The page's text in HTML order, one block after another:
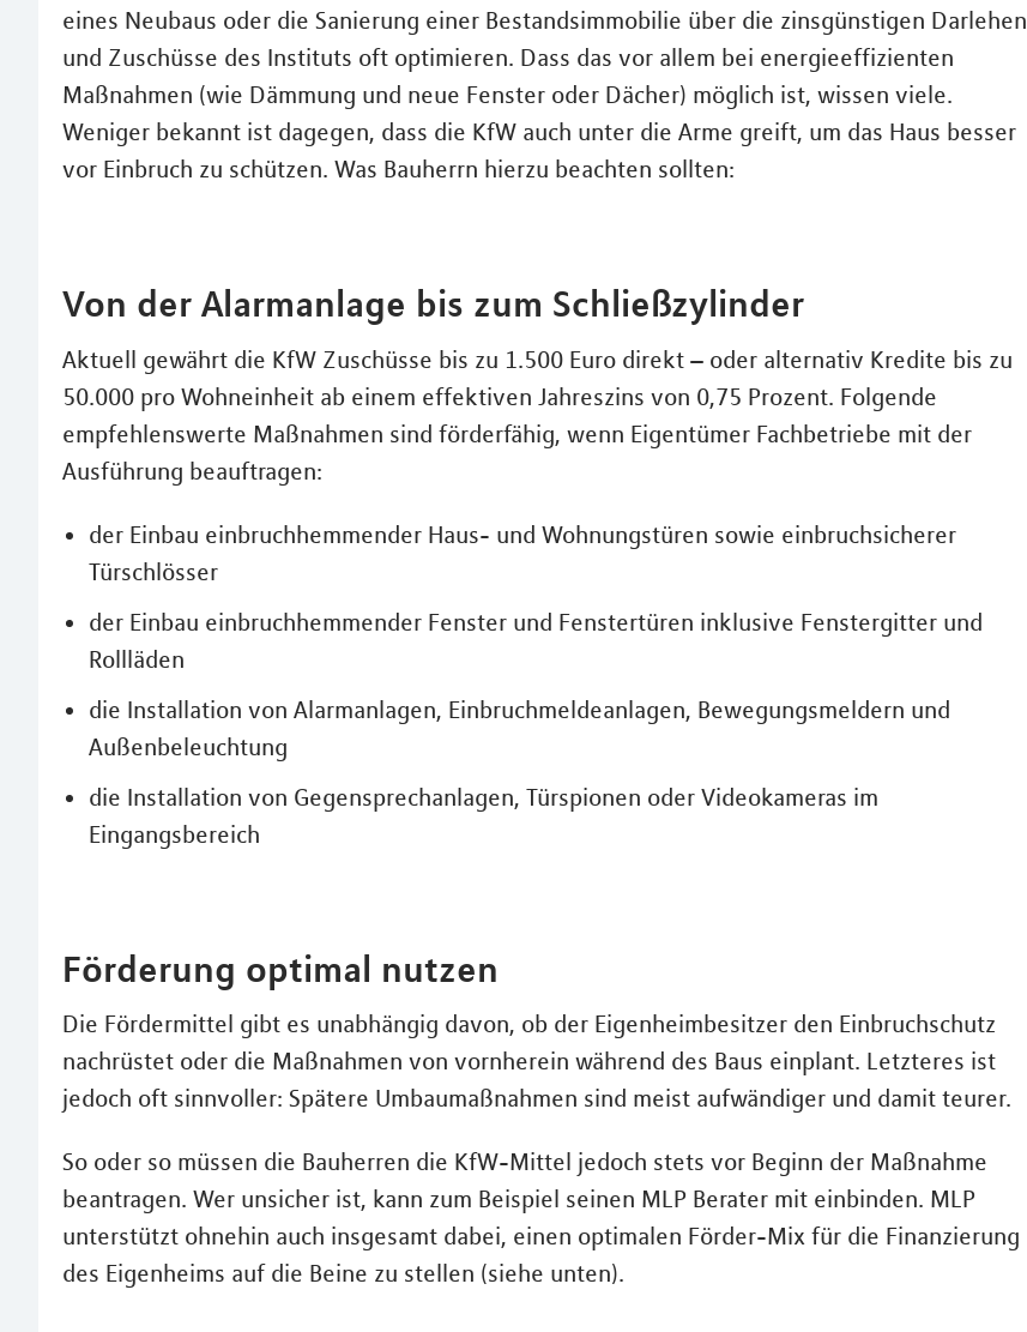
eines Neubaus oder die Sanierung einer Bestandsimmobilie über die zinsgünstigen Darlehen
und Zuschüsse des Instituts oft optimieren. Dass das vor allem bei energieeffizienten
Maßnahmen (wie Dämmung und neue Fenster oder Dächer) möglich ist, wissen viele.
Weniger bekannt ist dagegen, dass die KfW auch unter die Arme greift, um das Haus besser
vor Einbruch zu schützen. Was Bauherrn hierzu beachten sollten:
Von der Alarmanlage bis zum Schließzylinder
Aktuell gewährt die KfW Zuschüsse bis zu 1.500 Euro direkt – oder alternativ Kredite bis zu
50.000 pro Wohneinheit ab einem effektiven Jahreszins von 0,75 Prozent. Folgende
empfehlenswerte Maßnahmen sind förderfähig, wenn Eigentümer Fachbetriebe mit der
Ausführung beauftragen:
der Einbau einbruchhemmender Haus- und Wohnungstüren sowie einbruchsicherer
Türschlösser
der Einbau einbruchhemmender Fenster und Fenstertüren inklusive Fenstergitter und
Rollläden
die Installation von Alarmanlagen, Einbruchmeldeanlagen, Bewegungsmeldern und
Außenbeleuchtung
die Installation von Gegensprechanlagen, Türspionen oder Videokameras im
Eingangsbereich
Förderung optimal nutzen
Die Fördermittel gibt es unabhängig davon, ob der Eigenheimbesitzer den Einbruchschutz
nachrüstet oder die Maßnahmen von vornherein während des Baus einplant. Letzteres ist
jedoch oft sinnvoller: Spätere Umbaumaßnahmen sind meist aufwändiger und damit teurer.
So oder so müssen die Bauherren die KfW-Mittel jedoch stets vor Beginn der Maßnahme
beantragen. Wer unsicher ist, kann zum Beispiel seinen MLP Berater mit einbinden. MLP
unterstützt ohnehin auch insgesamt dabei, einen optimalen Förder-Mix für die Finanzierung
des Eigenheims auf die Beine zu stellen (siehe unten).